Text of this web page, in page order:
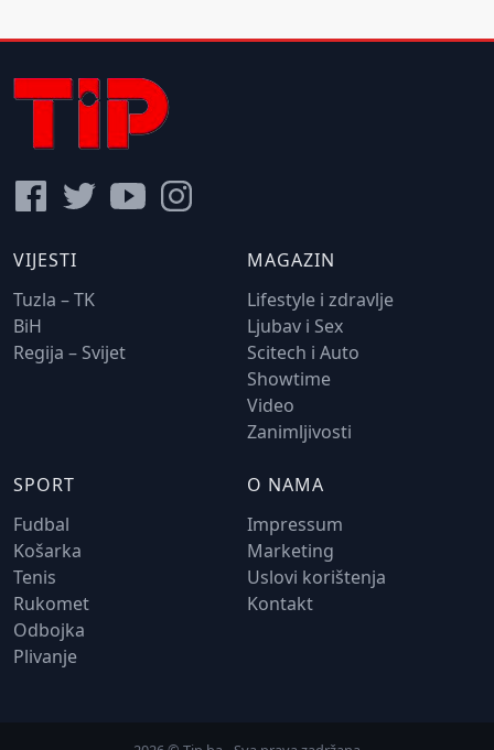
VIJESTI
Tuzla – TK
BiH
Regija – Svijet
MAGAZIN
Lifestyle i zdravlje
Ljubav i Sex
Scitech i Auto
Showtime
Video
Zanimljivosti
SPORT
Fudbal
Košarka
Tenis
Rukomet
Odbojka
Plivanje
O NAMA
Impressum
Marketing
Uslovi korištenja
Kontakt